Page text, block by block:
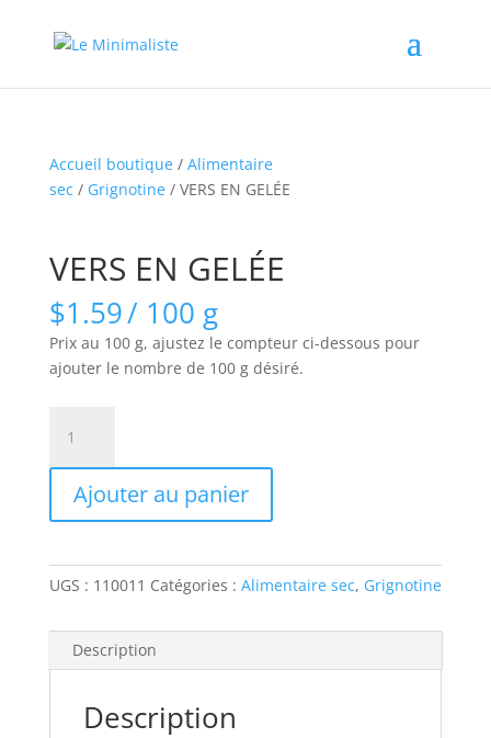
Accueil boutique/ Alimentaire
sec / Grignotine/ VERS EN GELÉE
VERS EN GELÉE
$1.59/ 100 g
Prix au 100 g, ajustez le compteur ci-dessous pour
ajouter le nombre de 100 g désiré.
VERS
GELÉE
Ajouter au panier
UGS : 110011 Catégories : Alimentaire sec, Grignotine
Description
Description